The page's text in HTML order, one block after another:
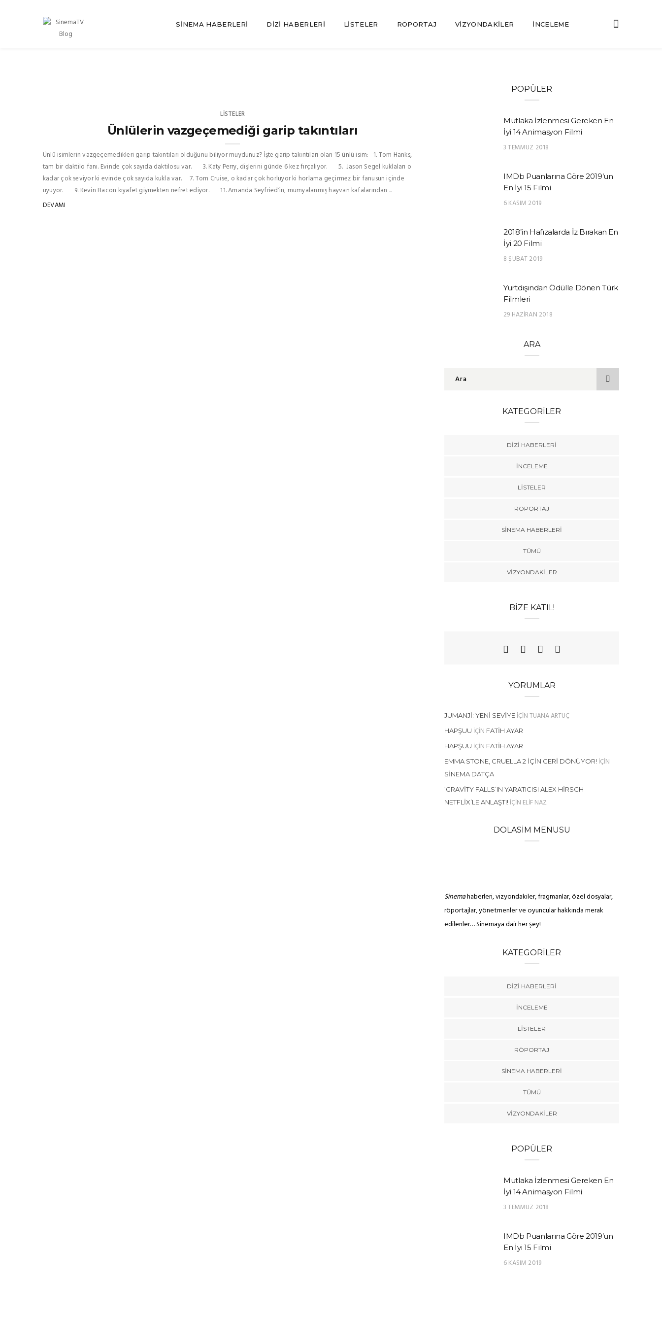
SINEMA HABERLERI DIZI HABERLERI LISTELER RÖPORTAJ VIZYONDAKILER İNCELEME
LISTELER
Ünlülerin vazgeçemediği garip takıntıları
Ünlü isimlerin vazgeçemedikleri garip takıntıları olduğunu biliyor muydunuz? İşte garip takıntıları olan 15 ünlü isim: 1. Tom Hanks,
tam bir daktilo fanı. Evinde çok sayıda daktilosu var. 3. Katy Perry, dişlerini günde 6 kez fırçalıyor. 5. Jason Segel kuklaları o
kadar çok seviyor ki evinde çok sayıda kukla var. 7. Tom Cruise, o kadar çok horluyor ki horlama geçirmez bir fanusun içinde
uyuyor. 9. Kevin Bacon kıyafet giymekten nefret ediyor. 11. Amanda Seyfried’in, mumyalanmış hayvan kafalarından ...
DEVAMI
POPÜLER
Mutlaka İzlenmesi Gereken En
İyi 14 Animasyon Filmi
3 TEMMUZ 2018
IMDb Puanlarına Göre 2019’un
En İyi 15 Filmi
6 KASIM 2019
2018’in Hafızalarda İz Bırakan En
İyi 20 Filmi
8 ŞUBAT 2019
Yurtdışından Ödülle Dönen Türk
Filmleri
29 HAZIRAN 2018
ARA
KATEGORILER
DIZI HABERLERI
İNCELEME
LISTELER
RÖPORTAJ
SINEMA HABERLERI
TÜMÜ
VIZYONDAKILER
BIZE KATIL!
YORUMLAR
JUMANJI: YENI SEVIYE IÇINTUANA ARTUÇ
HAPŞUU IÇIN FATIH AYAR
HAPŞUU IÇIN FATIH AYAR
EMMA STONE, CRUELLA 2 İÇIN GERI DÖNÜYOR! IÇIN
SINEMA DATÇA
‘GRAVITY FALLS’IN YARATICISI ALEX HIRSCH
NETFLIX’LE ANLAŞTI! IÇIN ELIF NAZ
DOLASIM MENUSU
Sinemahaberleri, vizyondakiler, fragmanlar, özel dosyalar,
röportajlar, yönetmenler ve oyuncular hakkında merak
edilenler… Sinemaya dair her şey!
KATEGORILER
DIZI HABERLERI
İNCELEME
LISTELER
RÖPORTAJ
SINEMA HABERLERI
TÜMÜ
VIZYONDAKILER
POPÜLER
Mutlaka İzlenmesi Gereken En
İyi 14 Animasyon Filmi
3 TEMMUZ 2018
IMDb Puanlarına Göre 2019’un
En İyi 15 Filmi
6 KASIM 2019